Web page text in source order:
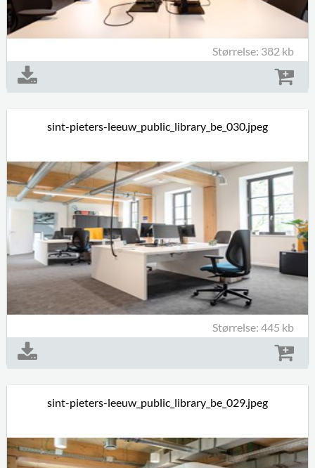
Størrelse: 382 kb
sint-pieters-leeuw_public_library_be_030.jpeg
Størrelse: 445 kb
sint-pieters-leeuw_public_library_be_029.jpeg